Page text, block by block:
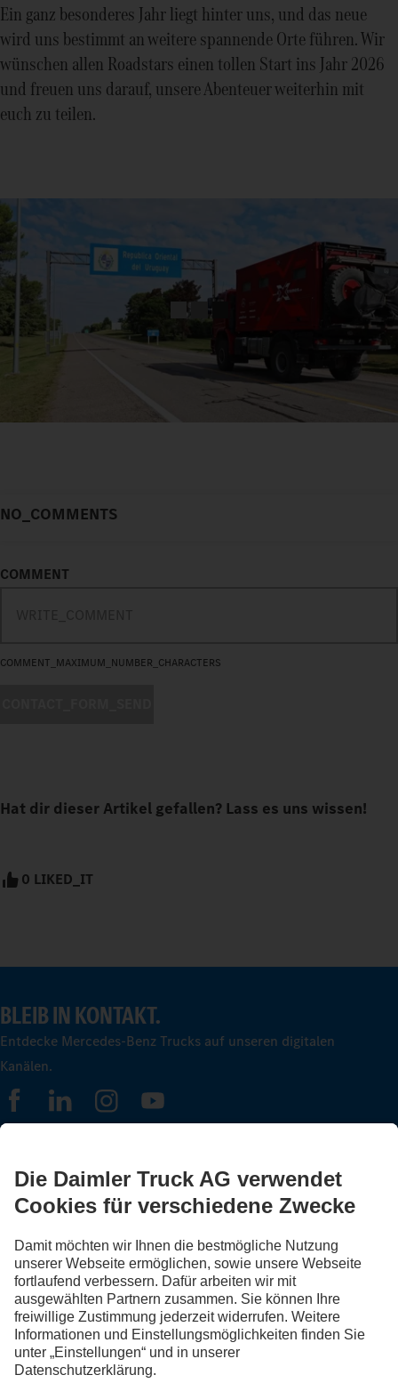
Ein ganz besonderes Jahr liegt hinter uns, und das neue
wird uns bestimmt an weitere spannende Orte führen. Wir
wünschen allen Roadstars einen tollen Start ins Jahr 2026
und freuen uns darauf, unsere Abenteuer weiterhin mit
euch zu teilen.
NO_COMMENTS
COMMENT
COMMENT_MAXIMUM_NUMBER_CHARACTERS
Hat dir dieser Artikel gefallen? Lass es uns wissen!
0 LIKED_IT
BLEIB IN KONTAKT.
Entdecke Mercedes-Benz Trucks auf unseren digitalen
Kanälen.
FOLLOW THE ROADSTARS.
Tausche jetzt Erfahrungen mit anderen Truckerinnen und
Truckern aus.
Steig ein